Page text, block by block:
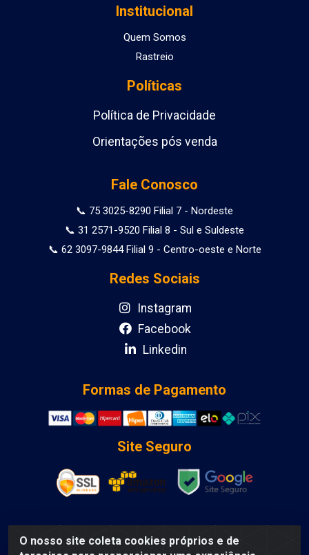
O nosso site coleta cookies próprios e de
Institucional
Quem Somos
Rastreio
Políticas
Política de Privacidade
Orientações pós venda
Fale Conosco
📞 75 3025-8290 Filial 7 - Nordeste
📞 31 2571-9520 Filial 8 - Sul e Suldeste
📞 62 3097-9844 Filial 9 - Centro-oeste e Norte
Redes Sociais
Instagram
Facebook
Linkedin
Formas de Pagamento
Site Seguro
DCA DISTRIBUIDORA DE COSMETICOS LTDA - AV DEPUTADO